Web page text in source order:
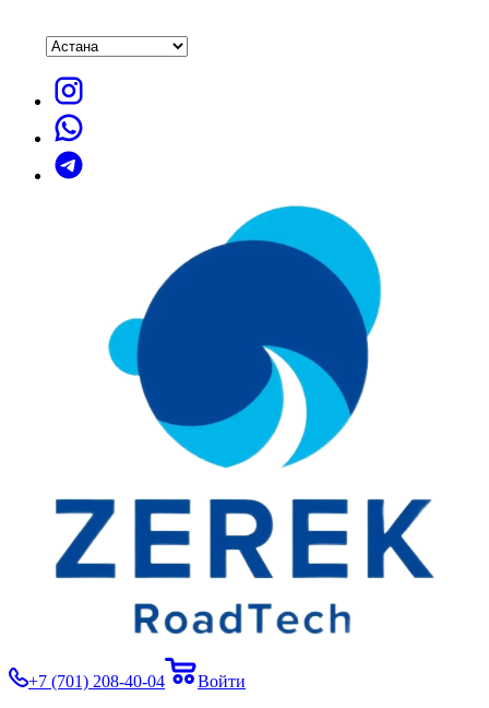
+7 (701) 208-40-04
Войти